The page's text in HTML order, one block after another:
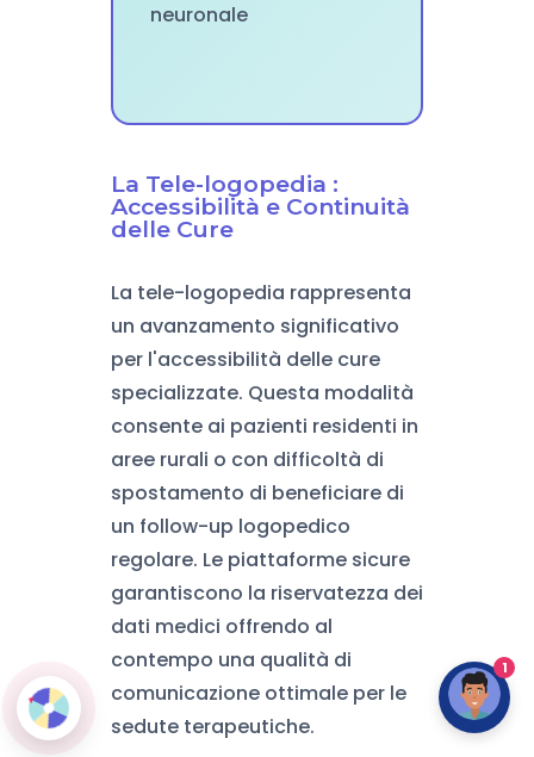
neuronale
La Tele-logopedia :
Accessibilità e Continuità
delle Cure
La tele-logopedia rappresenta
un avanzamento significativo
per l'accessibilità delle cure
specializzate. Questa modalità
consente ai pazienti residenti in
aree rurali o con difficoltà di
spostamento di beneficiare di
un follow-up logopedico
regolare. Le piattaforme sicure
garantiscono la riservatezza dei
dati medici offrendo al
contempo una qualità di
comunicazione ottimale per le
sedute terapeutiche.
1